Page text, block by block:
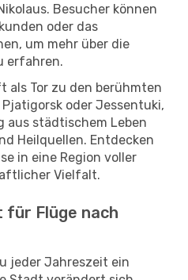
Besucher können
oder das
um mehr über die
erfahren.
als Tor zu den berühmten
oder Jessentuki,
aus städtischem Leben
Heilquellen. Entdecken
in eine Region voller
Vielfalt.
für Flüge nach
jeder Jahreszeit ein